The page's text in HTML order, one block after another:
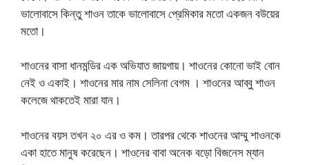
ভালোবাসে কিন্তু শাওন তাকে ভালোবাসে প্রেমিকার মতো একজন বউয়ের
মতো।
শাওনের বাসা ধানমন্ডির এক অভিযাত জায়গায়। শাওনের কোনো ভাই বোন
নেই ও একাই। শাওনের মার নাম সেলিনা বেগম । শাওনের আব্বু শাওন
কলেজে থাকতেই মারা যান।
শাওনের বয়স তখন ২০ এর ও কম। তারপর থেকে শাওনের আম্মু শাওনকে
একা হাতে মানুষ করেছেন। শাওনের বাবা অনেক বড়ো বিজনেস ম্যান